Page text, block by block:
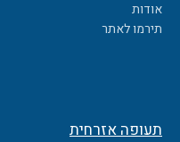
אודות
תירמו לאתר
תעופה אזרחית